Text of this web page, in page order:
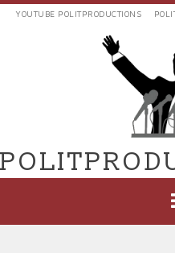
Aller
EXTERNES
YOUTUBE POLITPRODUCTIONS